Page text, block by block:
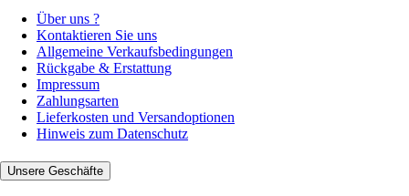
Über uns ?
Kontaktieren Sie uns
Allgemeine Verkaufsbedingungen
Rückgabe & Erstattung
Impressum
Zahlungsarten
Lieferkosten und Versandoptionen
Hinweis zum Datenschutz
Unsere Geschäfte